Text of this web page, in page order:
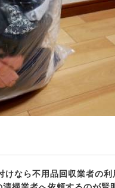
けなら不用品回収業者の